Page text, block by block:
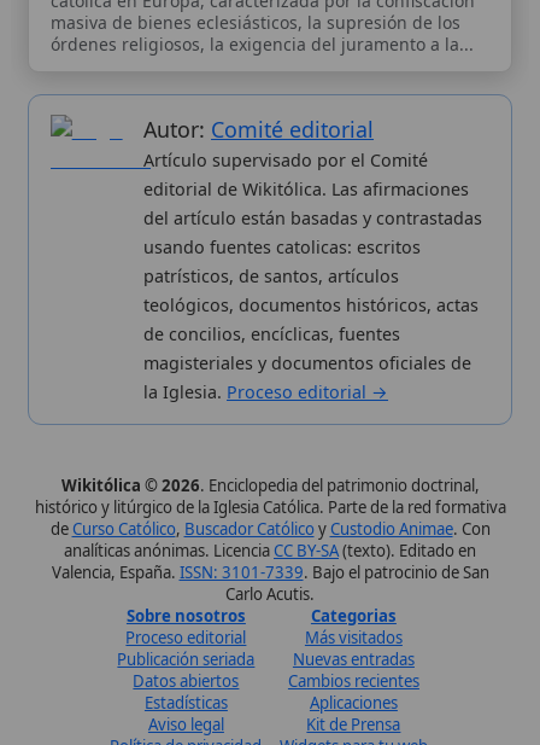
de Curso Católico,Buscador Católicoy Custodio Animae . Con
analíticas anónimas. LicenciaCC BY-SA (texto). Editado en
Valencia, España.ISSN: 3101-7339. Bajo el patrocinio de San
Sobre nosotros
Publicación seriada
Datos abiertos
Estadísticas
Aviso legal
Política de privacidad
Categorias
Nuevas entradas
Cambios recientes
Aplicaciones
Kit de Prensa
Widgets para tu web
✦ SÍGUENOS EN
Canal de WhatsApp
Únete · publicación regular
Perfil de Instagram
Síguenos · @wikitolica